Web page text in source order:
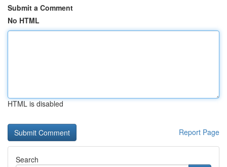
Submit a Comment
No HTML
HTML is disabled
Report Page
Search